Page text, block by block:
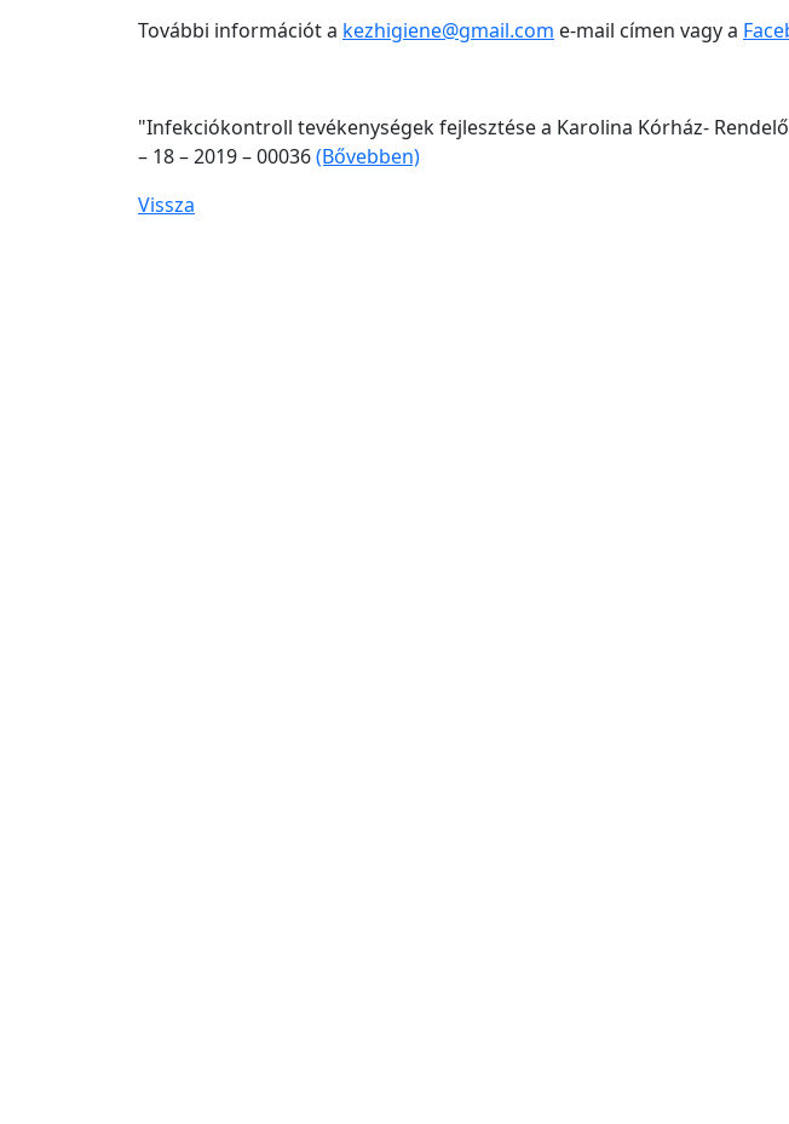
További információt a kezhigiene@gmail.com e-mail címen vagy a
"Infekciókontroll tevékenységek fejlesztése a Karolina Kórház-
– 18 – 2019 – 00036(Bővebben)
Vissza